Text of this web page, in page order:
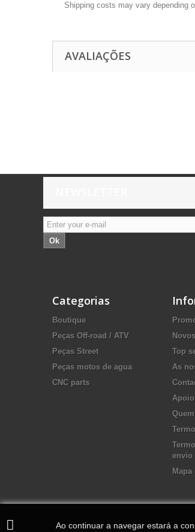
Shipping costs may vary depending
AVALIAÇÕES
Ok
Categorias
Boutique
Peças Off-road / ATV
Peças Street
Peças motos de agua
CNC parts
Top
As
envio
Ao continuar a navegar estará a